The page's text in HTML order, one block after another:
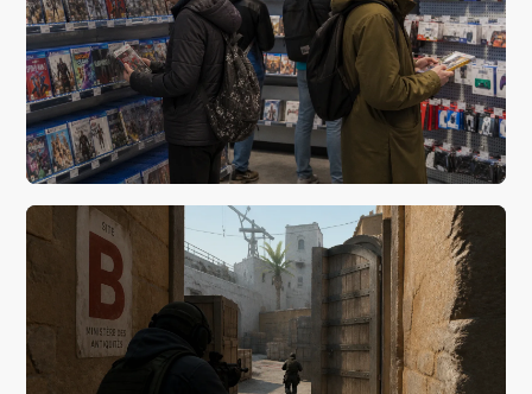
вчера, 13:19
Новому четвергу — новые игры!